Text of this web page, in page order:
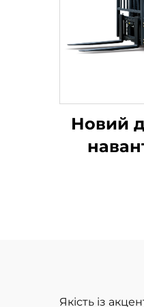
Новий
Якість із